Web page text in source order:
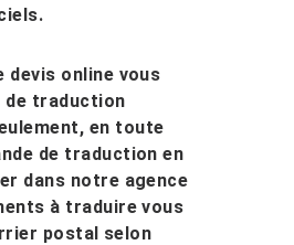
devis online vous
de traduction
en toute
de traduction en
dans notre agence
à traduire vous
postal selon